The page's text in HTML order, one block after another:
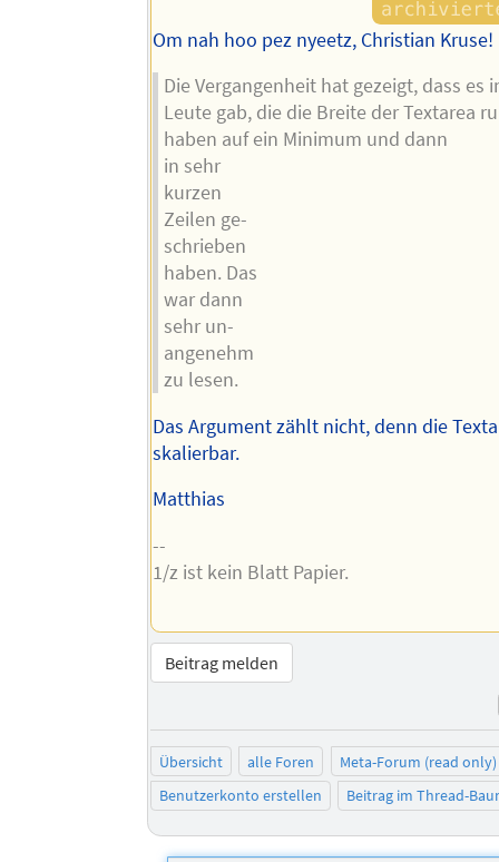
Om nah hoo pez nyeetz, Christian Kruse!
Die Vergangenheit hat gezeigt, dass es
Leute gab, die die Breite der Textarea
haben auf ein Minimum und dann
in sehr
kurzen
Zeilen ge-
schrieben
haben. Das
war dann
sehr un-
angenehm
zu lesen.
Das Argument zählt nicht, denn die
skalierbar.
Matthias
--
1/z ist kein Blatt Papier.
Beitrag melden
Übersicht alle Foren
Meta-Forum (read only)
Benutzerkonto erstellen
Beitrag im Thread-